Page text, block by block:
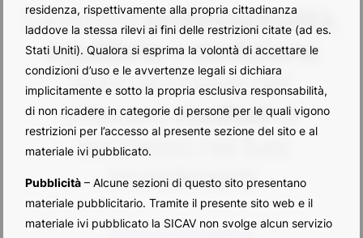
residenza, rispettivamente alla propria cittadinanza
laddove la stessa rilevi ai fini delle restrizioni citate (ad es.
Stati Uniti). Qualora si esprima la volontà di accettare le
condizioni d’uso e le avvertenze legali si dichiara
implicitamente e sotto la propria esclusiva responsabilità,
di non ricadere in categorie di persone per le quali vigono
restrizioni per l’accesso al presente sezione del sito e al
materiale ivi pubblicato.
Pubblicità – Alcune sezioni di questo sito presentano
materiale pubblicitario. Tramite il presente sito web e il
materiale ivi pubblicato la SICAV non svolge alcun servizio
La nostraprofessionalità
equilibrioededizione
sono la chiave per
ottenererisultatidi
successo nei tuoi
investimenti
SCOPRI LE PERFORMANCE